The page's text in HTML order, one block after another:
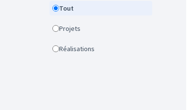
Tout
Projets
Réalisations